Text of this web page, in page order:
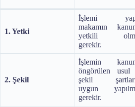
1. Yetki
İşlemi
makamın
yetkili
gerekir.
2. Şekil
İşlemin
öngörülen usul
şekil
uygun
gerekir.